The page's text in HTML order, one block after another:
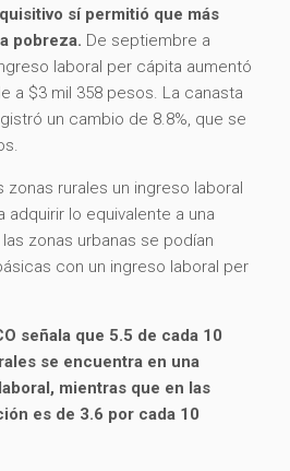
sí permitió que más
pobreza. De septiembre a
laboral per cápita aumentó
a $3 mil 358 pesos. La canasta
un cambio de 8.8%, que se
zonas rurales un ingreso laboral
lo equivalente a una
zonas urbanas se podían
con un ingreso laboral per
señala que 5.5 de cada 10
se encuentra en una
mientras que en las
es de 3.6 por cada 10